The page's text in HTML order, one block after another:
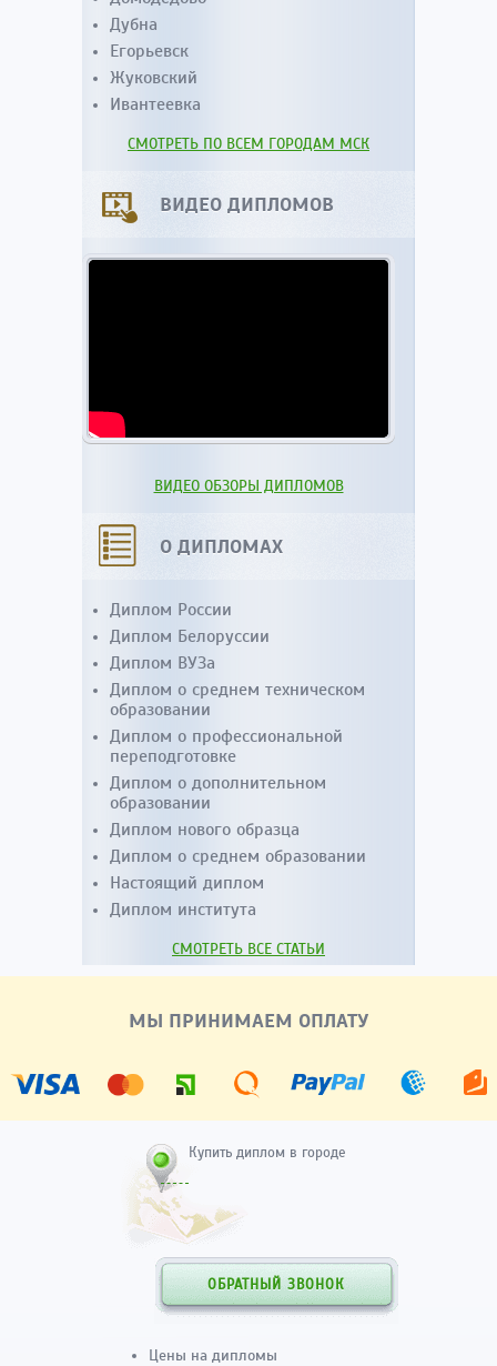
Дубна
Егорьевск
Жуковский
Ивантеевка
СМОТРЕТЬ ПО ВСЕМ ГОРОДАМ МСК
ВИДЕО ДИПЛОМОВ
ВИДЕО ОБЗОРЫ ДИПЛОМОВ
О ДИПЛОМАХ
Диплом России
Диплом Белоруссии
Диплом ВУЗа
Диплом о среднем техническом
образовании
Диплом о профессиональной
переподготовке
Диплом о дополнительном
образовании
Диплом нового образца
Диплом о среднем образовании
Настоящий диплом
Диплом института
СМОТРЕТЬ ВСЕ СТАТЬИ
МЫ ПРИНИМАЕМ ОПЛАТУ
Купить диплом в городе
ОБРАТНЫЙ ЗВОНОК
Цены на дипломы